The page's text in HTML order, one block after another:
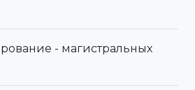
- магистральных